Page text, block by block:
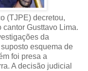
(TJPE) decretou,
Gusttavo Lima.
da
esquema de
foi presa a
A decisão judicial